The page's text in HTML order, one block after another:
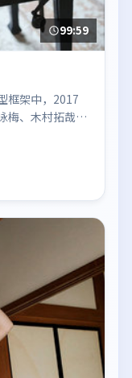
99:59
框架中，2017
梅、木村拓哉、
气质偏中国大